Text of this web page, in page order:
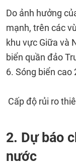
Do ảnh hưởng
mạnh, trên các
khu vực Giữa và
biển quần đảo
6. Sóng biển cao
Cấp độ rủi ro
2. Dự báo
nước